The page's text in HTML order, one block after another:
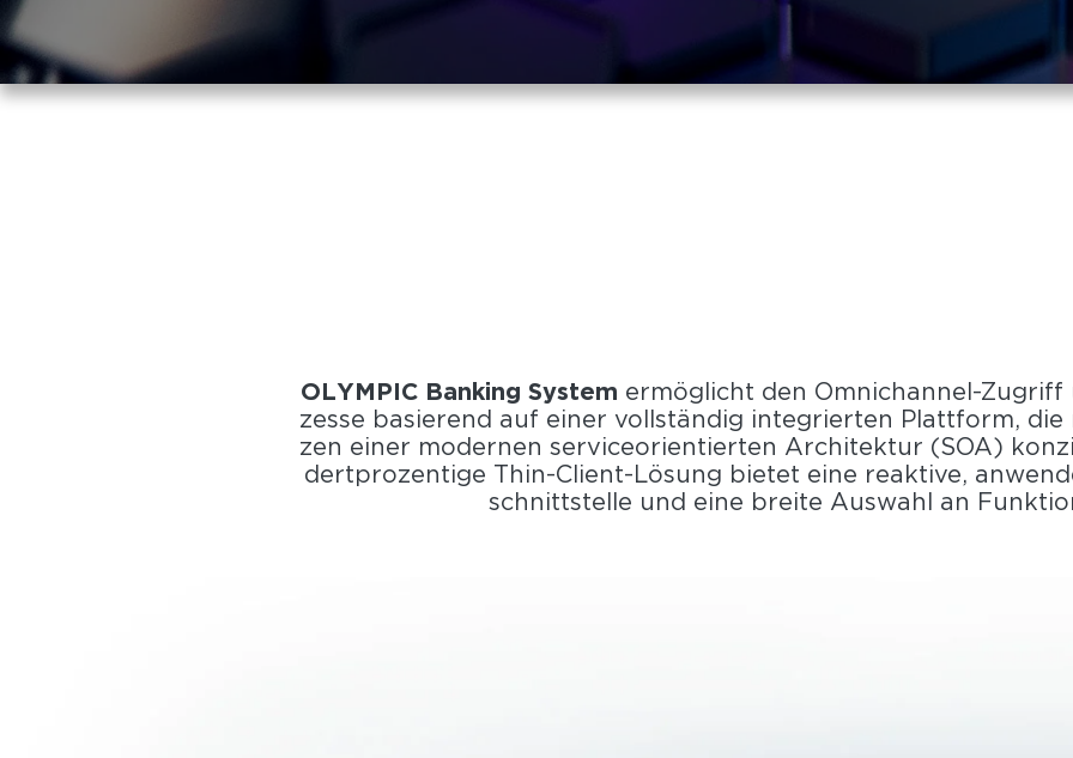
OLYM­PIC Ban­king Sys­tem er­mög­licht den Omnichannel-​
zes­se ba­sie­rend auf einer voll­stän­dig in­te­grier­ten Platt­form,
zen einer mo­der­nen ser­vice­ori­en­tier­ten Ar­chi­tek­tur (SOA)
dert­pro­zen­ti­ge Thin-​Client-Lösung bie­tet eine re­ak­ti­ve,
schnitt­stel­le und eine brei­te Aus­wahl an